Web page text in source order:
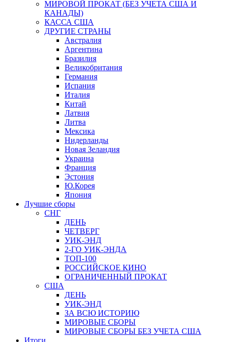
МИРОВОЙ ПРОКАТ (БЕЗ УЧЕТА США И
КАНАДЫ)
КАССА США
ДРУГИЕ СТРАНЫ
Австралия
Аргентина
Бразилия
Великобритания
Германия
Испания
Италия
Китай
Латвия
Литва
Мексика
Нидерланды
Новая Зеландия
Украина
Франция
Эстония
Ю.Корея
Япония
Лучшие сборы
СНГ
ДЕНЬ
ЧЕТВЕРГ
УИК-ЭНД
2-ГО УИК-ЭНДА
ТОП-100
РОССИЙСКОЕ КИНО
ОГРАНИЧЕННЫЙ ПРОКАТ
США
ДЕНЬ
УИК-ЭНД
ЗА ВСЮ ИСТОРИЮ
МИРОВЫЕ СБОРЫ
МИРОВЫЕ СБОРЫ БЕЗ УЧЕТА США
Итоги